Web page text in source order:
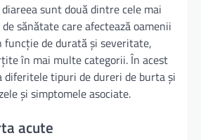
sunt două dintre cele mai
sănătate care afectează oamenii
funcție de durată și severitate,
în mai multe categorii. În acest
diferitele tipuri de dureri de burta și
și simptomele asociate.
acute